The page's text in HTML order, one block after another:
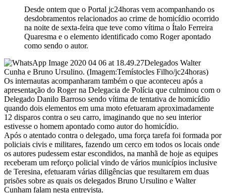
WhatsApp
Desde ontem que o Portal jc24horas vem acompanhando os
desdobramentos relacionados ao crime de homicídio ocorrido
na noite de sexta-feira que teve como vítima o Ítalo Ferreira
Quaresma e o elemento identificado como Roger apontado
como sendo o autor.
Delegados Walter
Cunha e Bruno Ursulino. (Imagem:Temístocles Filho/jc24horas)
Os internautas acompanharam também o que aconteceu após a
apresentação do Roger na Delegacia de Polícia que culminou com o
Delegado Danilo Barroso sendo vítima de tentativa de homicídio
quando dois elementos em uma moto efetuaram aproximadamente
12 disparos contra o seu carro, imaginando que no seu interior
estivesse o homem apontado como autor do homicídio.
Após o atentado contra o delegado, uma força tarefa foi formada por
policiais civis e militares, fazendo um cerco em todos os locais onde
os autores pudessem estar escondidos, na manhã de hoje as equipes
receberam um reforço policial vindo de vários municípios inclusive
de Teresina, efetuaram várias diligências que resultarem em duas
prisões sobre as quais os delegados Bruno Ursulino e Walter
Cunham falam nesta entrevista.